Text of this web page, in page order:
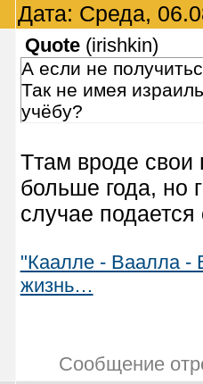
Дата: Среда,
Quote(irishkin)
А если не
Так не имея
учёбу?
Ттам вроде
больше года, но
случае подается
"Каалле - Ваалла -
жизнь…
Сообщение